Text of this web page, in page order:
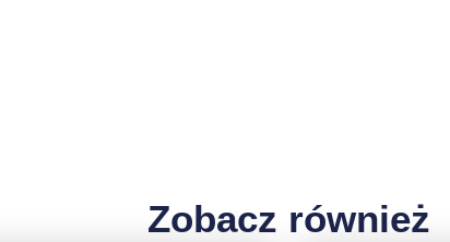
Zobacz również